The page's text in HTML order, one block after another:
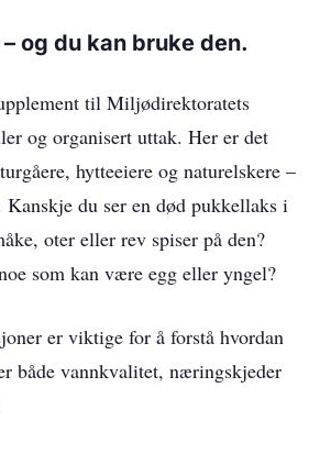
og du kan bruke den.
til Miljødirektoratets
og organisert uttak. Her er det
hytteeiere og naturelskere –
Kanskje du ser en død pukkellaks i
oter eller rev spiser på den?
som kan være egg eller yngel?
er viktige for å forstå hvordan
både vannkvalitet, næringskjeder